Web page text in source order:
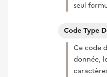
seul
Code Type
Ce code
donnée,